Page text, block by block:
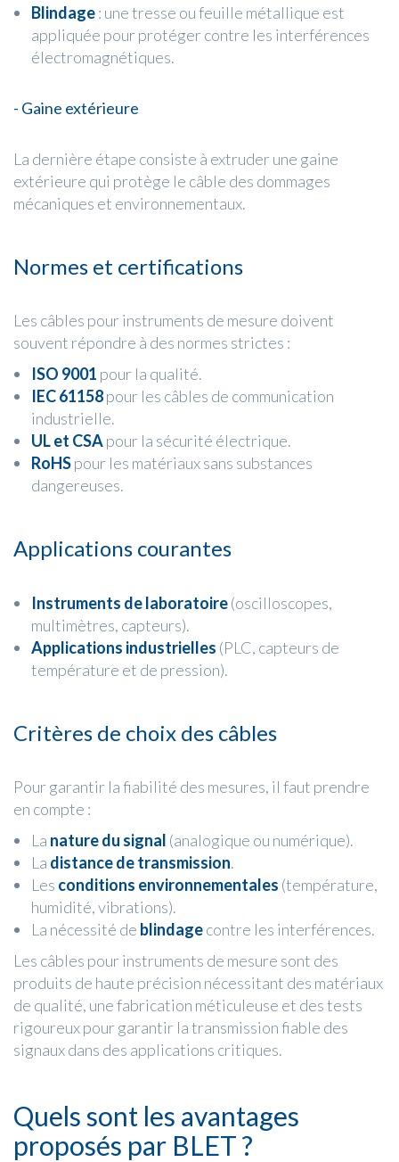
Blindage: une tresse ou feuille métallique est
appliquée pour protéger contre les interférences
électromagnétiques.
- Gaine extérieure
La dernière étape consiste à extruder une gaine
extérieure qui protège le câble des dommages
mécaniques et environnementaux.
Normes et certifications
Les câbles pour instruments de mesure doivent
souvent répondre à des normes strictes :
ISO 9001 pour la qualité.
IEC 61158pour les câbles de communication
industrielle.
UL et CSApour la sécurité électrique.
RoHSpour les matériaux sans substances
dangereuses.
Applications courantes
Instruments de laboratoire(oscilloscopes,
multimètres, capteurs).
Applications industrielles (PLC, capteurs de
température et de pression).
Critères de choix des câbles
Pour garantir la fiabilité des mesures, il faut prendre
en compte :
La nature du signal (analogique ou numérique).
La distance de transmission.
Les conditions environnementales (température,
humidité, vibrations).
La nécessité de blindagecontre les interférences.
Les câbles pour instruments de mesure sont des
produits de haute précision nécessitant des matériaux
de qualité, une fabrication méticuleuse et des tests
rigoureux pour garantir la transmission fiable des
signaux dans des applications critiques.
Quels sont les avantages
proposés par BLET ?